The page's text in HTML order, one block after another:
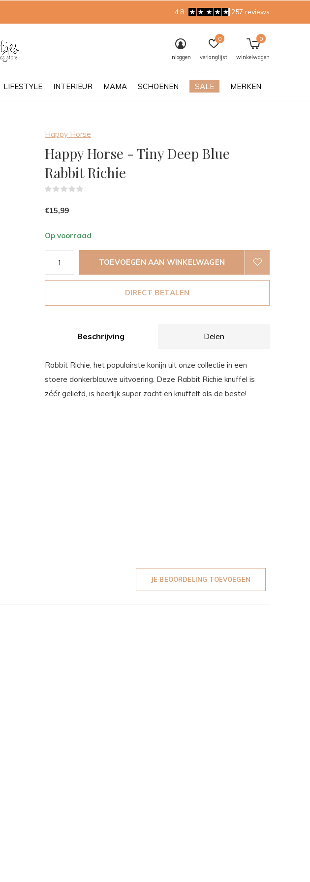
LIFESTYLE INTERIEUR MAMA SCHOENEN SALE MERKEN
inloggen verlanglijst
0
winkelwagen
0
4.8 257 reviews
Happy Horse
Happy Horse - Tiny Deep Blue
Rabbit Richie
€15,99
Op voorraad
TOEVOEGEN AAN WINKELWAGEN
DIRECT BETALEN
Beschrijving Delen
Rabbit Richie, het populairste konijn uit onze collectie in een
stoere donkerblauwe uitvoering. Deze Rabbit Richie knuffel is
zéér geliefd, is heerlijk super zacht en knuffelt als de beste!
JE BEOORDELING TOEVOEGEN